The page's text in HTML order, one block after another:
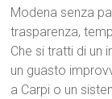
Modena senza
trasparenza,
Che si tratti di un
un guasto
a Carpi o un